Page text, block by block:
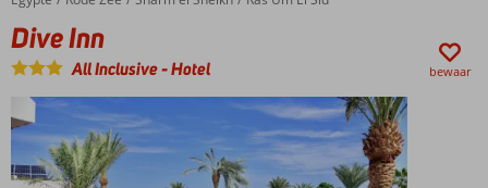
één van de
2
zwembaden
Halfpension
Inclusive
beschikbaar
Dive Inn
All Inclusive-Hotel bewaar